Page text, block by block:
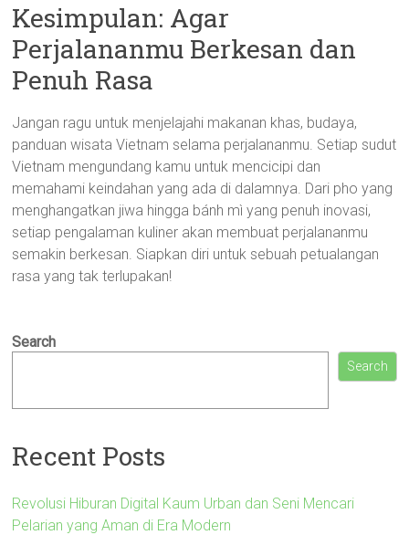
Kesimpulan: Agar
Perjalananmu Berkesan dan
Penuh Rasa
Jangan ragu untuk menjelajahi makanan khas, budaya,
panduan wisata Vietnam selama perjalananmu. Setiap sudut
Vietnam mengundang kamu untuk mencicipi dan
memahami keindahan yang ada di dalamnya. Dari pho yang
menghangatkan jiwa hingga bánh mì yang penuh inovasi,
setiap pengalaman kuliner akan membuat perjalananmu
semakin berkesan. Siapkan diri untuk sebuah petualangan
rasa yang tak terlupakan!
Search
Search
Recent Posts
Revolusi Hiburan Digital Kaum Urban dan Seni Mencari
Pelarian yang Aman di Era Modern